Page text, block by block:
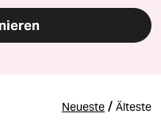
Neueste / Älteste